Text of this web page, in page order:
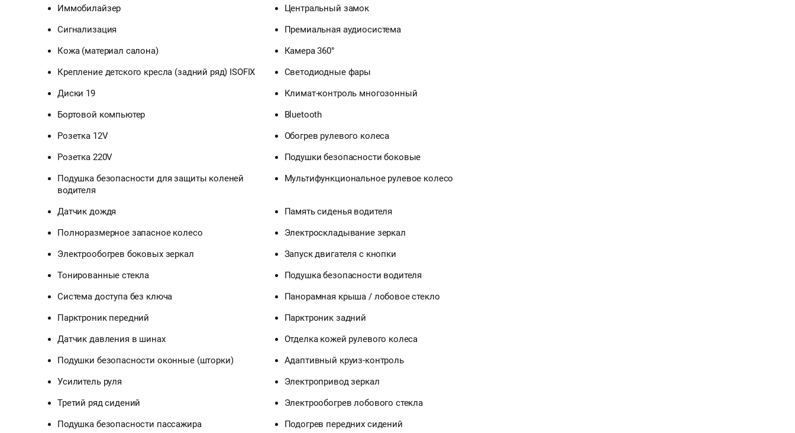
Иммобилайзер
Центральный замок
Сигнализация
Премиальная аудиосистема
Кожа (материал салона)
Камера 360°
Крепление детского кресла (задний ряд) ISOFIX
Светодиодные фары
Диски 19
Климат-контроль многозонный
Бортовой компьютер
Bluetooth
Розетка 12V
Обогрев рулевого колеса
Розетка 220V
Подушки безопасности боковые
Подушка безопасности для защиты коленей
водителя
Мультифункциональное рулевое колесо
Датчик дождя
Память сиденья водителя
Полноразмерное запасное колесо
Электроскладывание зеркал
Электрообогрев боковых зеркал
Запуск двигателя с кнопки
Тонированные стекла
Подушка безопасности водителя
Система доступа без ключа
Панорамная крыша / лобовое стекло
Парктроник передний
Парктроник задний
Датчик давления в шинах
Отделка кожей рулевого колеса
Подушки безопасности оконные (шторки)
Адаптивный круиз-контроль
Усилитель руля
Электропривод зеркал
Третий ряд сидений
Электрообогрев лобового стекла
Подушка безопасности пассажира
Подогрев передних сидений